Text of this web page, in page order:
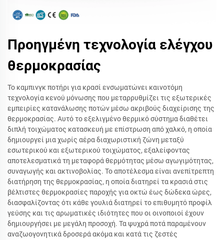
Προηγμένη τεχνολογία ελέγχου
θερμοκρασίας
Το καμπινγκ ποτήρι για κρασί ενσωματώνει καινοτόμη
τεχνολογία κενού μόνωσης που μεταρρυθμίζει τις εξωτερικές
εμπειρίες κατανάλωσης ποτών μέσω ακριβούς διαχείρισης της
θερμοκρασίας. Αυτό το εξελιγμένο θερμικό σύστημα διαθέτει
διπλή τοιχώματος κατασκευή με επίστρωση από χαλκό, η οποία
δημιουργεί μια χωρίς αέρα διαχωριστική ζώνη μεταξύ
εσωτερικού και εξωτερικού τοιχώματος, εξαλείφοντας
αποτελεσματικά τη μεταφορά θερμότητας μέσω αγωγιμότητας,
συναγωγής και ακτινοβολίας. Το αποτέλεσμα είναι ανεπίτρεπτη
διατήρηση της θερμοκρασίας, η οποία διατηρεί τα κρασιά στις
βέλτιστες θερμοκρασίες παροχής για οκτώ έως δώδεκα ώρες,
διασφαλίζοντας ότι κάθε γουλιά διατηρεί το επιθυμητό προφίλ
γεύσης και τις αρωματικές ιδιότητες που οι οινοποιοί έχουν
δημιουργήσει με μεγάλη προσοχή. Τα ψυχρά ποτά παραμένουν
αναζωογονητικά δροσερά ακόμα και κατά τις ζεστές